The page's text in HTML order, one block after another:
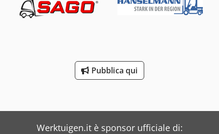
Pubblica qui
Werktuigen.it è sponsor ufficiale di: